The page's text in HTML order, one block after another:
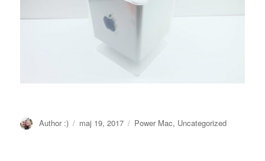
Autor
Author :) Opublikowano
maj 19, 2017 Kategorie
Power Mac, Uncategorized